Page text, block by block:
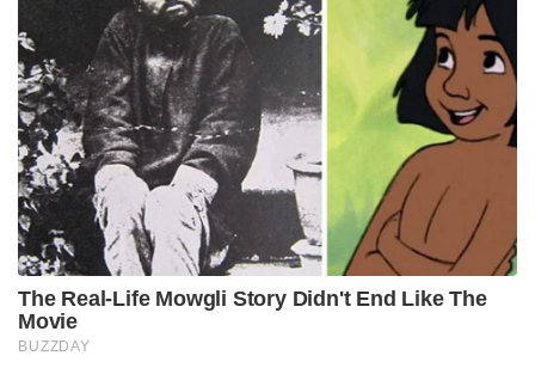
The Real-Life Mowgli Story Didn't End Like The
Movie
BUZZDAY